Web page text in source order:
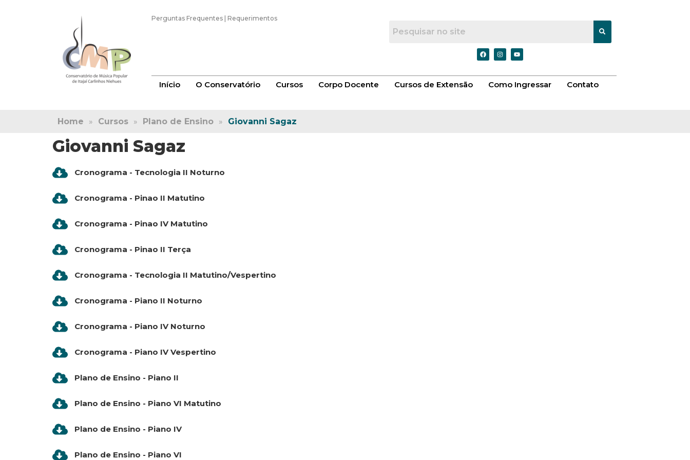
Perguntas Frequentes| Requerimentos
Início O Conservatório Cursos Corpo Docente Cursos de Extensão Como Ingressar Contato
Home » Cursos » Plano de Ensino » Giovanni Sagaz
Giovanni Sagaz
Cronograma - Tecnologia II Noturno
Cronograma - Pinao II Matutino
Cronograma - Pinao IV Matutino
Cronograma - Pinao II Terça
Cronograma - Tecnologia II Matutino/Vespertino
Cronograma - Piano II Noturno
Cronograma - Piano IV Noturno
Cronograma - Piano IV Vespertino
Plano de Ensino - Piano II
Plano de Ensino - Piano VI Matutino
Plano de Ensino - Piano IV
Plano de Ensino - Piano VI